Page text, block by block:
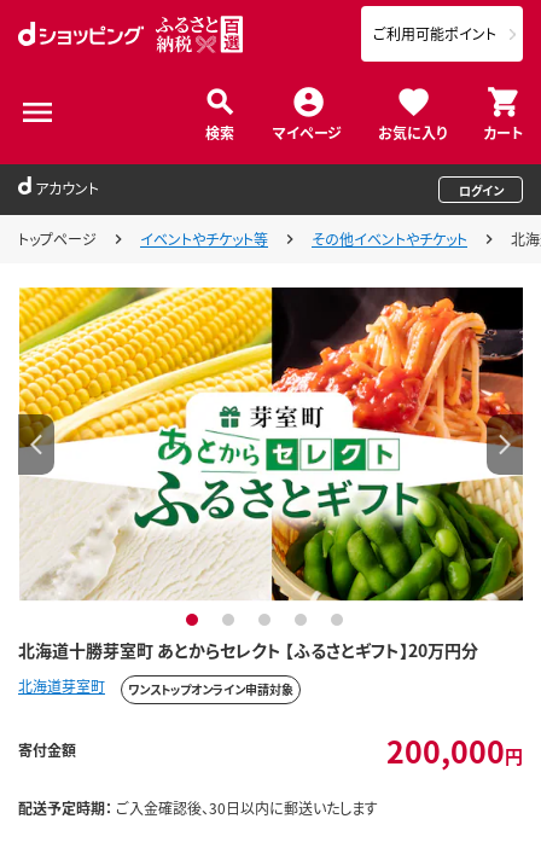
検索 マイページ お気に入り カート
ご利用可能ポイント
アカウント ログイン
トップページ イベントやチケット等 その他イベントやチケット 北海
北海道十勝芽室町 あとからセレクト 【ふるさとギフト】20万円分
1 2 3 4 5
北海道芽室町 ワンストップオンライン申請対象
寄付金額 200,000円
配送予定時期： ご入金確認後、30日以内に郵送いたします